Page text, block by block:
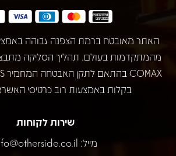
מהמתקדמות בעולם. תהליך הסליקה
בקלות באמצעות רוב כרטיסי
שירות לקוחות
מייל: